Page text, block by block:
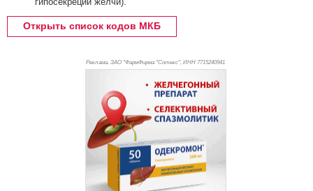
Открыть список кодов МКБ
Реклама. ЗАО "ФармФирма "Сотекс", ИНН 7715240941